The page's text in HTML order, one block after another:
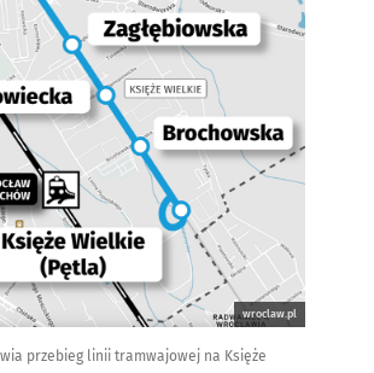
wroclaw.pl
przebieg linii tramwajowej na Księże